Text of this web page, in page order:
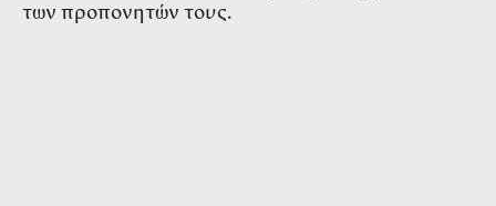
των προπονητών τους.